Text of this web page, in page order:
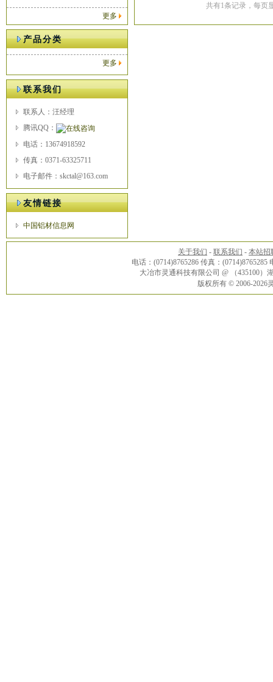
更多
产品分类
更多
联系我们
联系人：汪经理
腾讯QQ：
电话：13674918592
传真：0371-63325711
电子邮件：skctal@163.com
友情链接
中国铝材信息网
共有1条记录，每页
关于我们 - 联系我们 - 本站招
电话：(0714)8765286 传真：(0714)8765285
大冶市灵通科技有限公司 @ （435100
版权所有 © 2006-2026